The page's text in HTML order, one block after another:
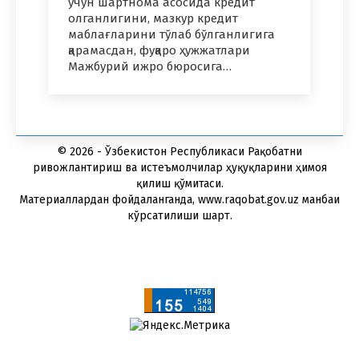
олганлигини, мазкур кредит
маблағларини тўлаб бўлганлигига
қарамасдан, фуқаро ҳужжатлари
Мажбурий ижро бюросига…
© 2026 - Ўзбекистон Республикаси Рақобатни
ривожлантириш ва истеъмолчилар ҳуқуқларини ҳимоя
қилиш қўмитаси.
Материаллардан фойдаланганда, www.raqobat.gov.uz манбаи
кўрсатилиши шарт.